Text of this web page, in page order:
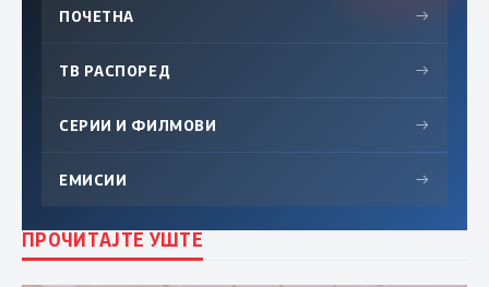
ПОЧЕТНА →
ТВ РАСПОРЕД →
СЕРИИ И ФИЛМОВИ →
ЕМИСИИ →
ПРОЧИТАЈТЕ УШТЕ